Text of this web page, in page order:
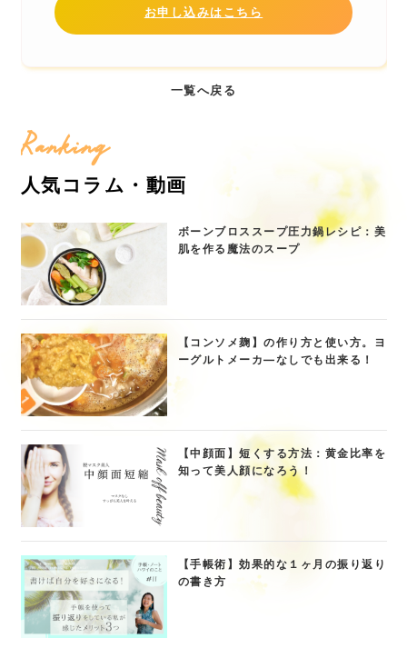
お申し込みはこちら
一覧へ戻る
Ranking
人気コラム・動画
ボーンブロススープ圧力鍋レシピ：美
肌を作る魔法のスープ
【コンソメ麹】の作り方と使い方。ヨ
ーグルトメーカ―なしでも出来る！
【中顔面】短くする方法：黄金比率を
知って美人顔になろう！
【手帳術】効果的な１ヶ月の振り返り
の書き方